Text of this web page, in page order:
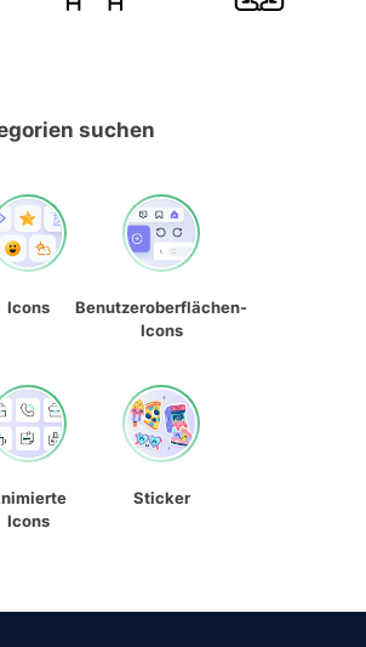
suchen
Icons
Benutzeroberflächen-
Icons
Icons
Sticker